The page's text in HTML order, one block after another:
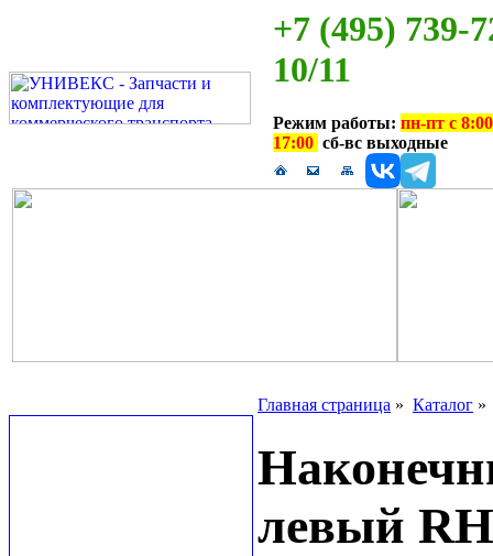
+7 (495) 739-
10/11
Режим работы: пн-пт с
17:00 сб-вс выходные
Главная страница » Каталог
левый